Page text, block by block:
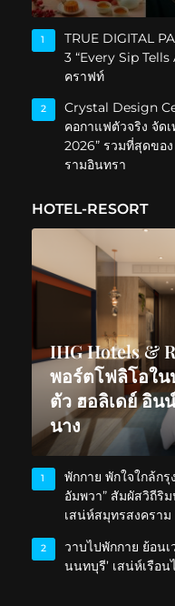
1
TRUE DIGITAL
3 “Every Sip
คราฟท์
2
Crystal Design
คอกาแฟตัวจริง จัด
2026” รวมที่สุดขอ
รามอินทรา
HOTEL-RESORT
IHG Hotels &
พอร์ตโฟลิโอใน
ตัว ฮอลิเดย์ อิน
นาง
1
พักกาย พักใจใกล้ก
อัมพวา” สัมผัสวิถีริ
เสน่ห์สมุทรสงคราม
2
วาบไปพักกาย ย้อน
นนทบุรี’ เสน่ห์เรือ